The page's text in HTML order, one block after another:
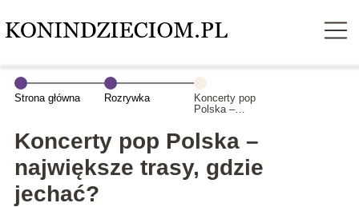
Strona główna Rozrywka
Koncerty pop
Polska –
trasy, gdzie
jechać?
Koncerty pop Polska –
największe trasy, gdzie
jechać?